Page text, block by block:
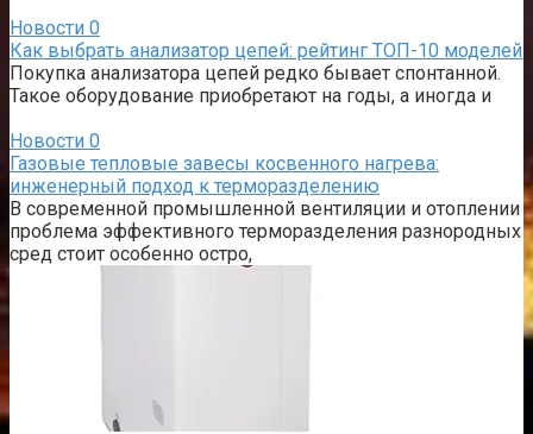
Новости 0
Как выбрать анализатор цепей: рейтинг ТОП-10 моделей
Покупка анализатора цепей редко бывает спонтанной.
Такое оборудование приобретают на годы, а иногда и
Новости 0
Газовые тепловые завесы косвенного нагрева:
инженерный подход к терморазделению
В современной промышленной вентиляции и отоплении
проблема эффективного терморазделения разнородных
сред стоит особенно остро,